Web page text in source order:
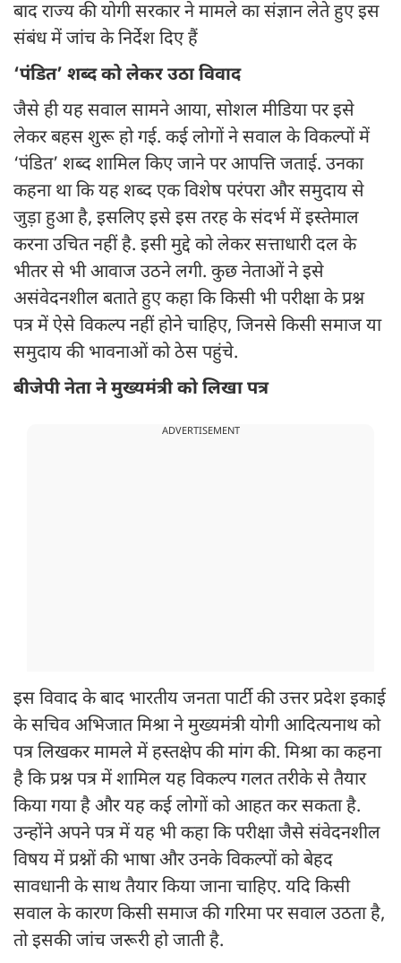
बाद राज्य की योगी सरकार ने मामले का संज्ञान लेते हुए इस
संबंध में जांच के निर्देश दिए हैं
‘पंडित’ शब्द को लेकर उठा विवाद
जैसे ही यह सवाल सामने आया, सोशल मीडिया पर इसे
लेकर बहस शुरू हो गई. कई लोगों ने सवाल के विकल्पों में
‘पंडित’ शब्द शामिल किए जाने पर आपत्ति जताई. उनका
कहना था कि यह शब्द एक विशेष परंपरा और समुदाय से
जुड़ा हुआ है, इसलिए इसे इस तरह के संदर्भ में इस्तेमाल
करना उचित नहीं है. इसी मुद्दे को लेकर सत्ताधारी दल के
भीतर से भी आवाज उठने लगी. कुछ नेताओं ने इसे
असंवेदनशील बताते हुए कहा कि किसी भी परीक्षा के प्रश्न
पत्र में ऐसे विकल्प नहीं होने चाहिए, जिनसे किसी समाज या
समुदाय की भावनाओं को ठेस पहुंचे.
बीजेपी नेता ने मुख्यमंत्री को लिखा पत्र
ADVERTISEMENT
इस विवाद के बाद भारतीय जनता पार्टी की उत्तर प्रदेश इकाई
के सचिव अभिजात मिश्रा ने मुख्यमंत्री योगी आदित्यनाथ को
पत्र लिखकर मामले में हस्तक्षेप की मांग की. मिश्रा का कहना
है कि प्रश्न पत्र में शामिल यह विकल्प गलत तरीके से तैयार
किया गया है और यह कई लोगों को आहत कर सकता है.
उन्होंने अपने पत्र में यह भी कहा कि परीक्षा जैसे संवेदनशील
विषय में प्रश्नों की भाषा और उनके विकल्पों को बेहद
सावधानी के साथ तैयार किया जाना चाहिए. यदि किसी
सवाल के कारण किसी समाज की गरिमा पर सवाल उठता है,
तो इसकी जांच जरूरी हो जाती है.